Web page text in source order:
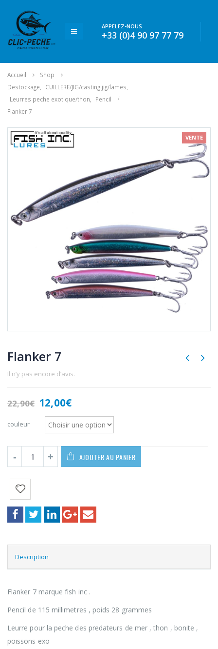
APPELEZ-NOUS
+33 (0)4 90 97 77 79
Accueil
Shop
Destockage
CUILLERE/JIG/casting jig/lames
Leurres peche exotique/thon
Pencil
Flanker 7
VENTE
Flanker 7
Il n’y pas encore d’avis.
22,90€ Le
prix
initial
était :
22,90€.
12,00€Le
actuel
est :
12,00€.
couleur
AJOUTER AU PANIER
Description
Flanker 7 marque fish inc .
Pencil de 115 millimetres , poids 28 grammes
Leurre pour la peche des predateurs de mer , thon , bonite ,
poissons exo